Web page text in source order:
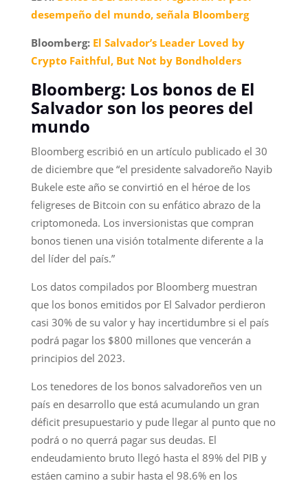
desempeño del mundo, señala Bloomberg
Bloomberg: El Salvador’s Leader Loved by
Crypto Faithful, But Not by Bondholders
Bloomberg: Los bonos de El
Salvador son los peores del
mundo
Bloomberg escribió en un artículo publicado el 30
de diciembre que “el presidente salvadoreño Nayib
Bukele este año se convirtió en el héroe de los
feligreses de Bitcoin con su enfático abrazo de la
criptomoneda. Los inversionistas que compran
bonos tienen una visión totalmente diferente a la
del líder del país.”
Los datos compilados por Bloomberg muestran
que los bonos emitidos por El Salvador perdieron
casi 30% de su valor y hay incertidumbre si el país
podrá pagar los $800 millones que vencerán a
principios del 2023.
Los tenedores de los bonos salvadoreños ven un
país en desarrollo que está acumulando un gran
déficit presupuestario y pude llegar al punto que no
podrá o no querrá pagar sus deudas. El
endeudamiento bruto llegó hasta el 89% del PIB y
estáen camino a subir hasta el 98.6% en los